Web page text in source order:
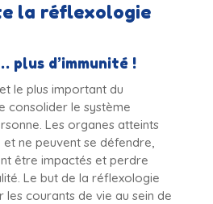
la réflexologie
plus d’immunité !
le plus important du
consolider le système
Les organes atteints
ne peuvent se défendre,
être impactés et perdre
Le but de la réflexologie
les courants de vie au sein de